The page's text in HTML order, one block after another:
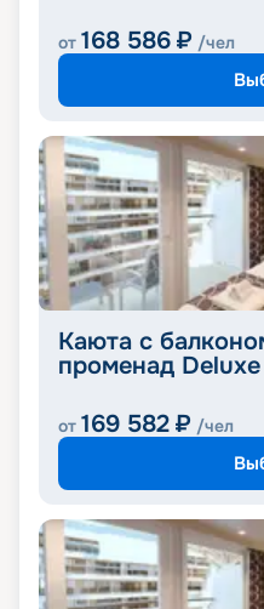
от 168 586 ₽ /чел
Каюта с
променад
от 169 582 ₽ /чел